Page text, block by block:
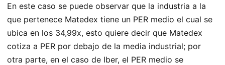
En este caso se puede observar que la industria a la
que pertenece Matedex tiene un PER medio el cual se
ubica en los 34,99x, esto quiere decir que Matedex
cotiza a PER por debajo de la media industrial; por
otra parte, en el caso de Iber, el PER medio se